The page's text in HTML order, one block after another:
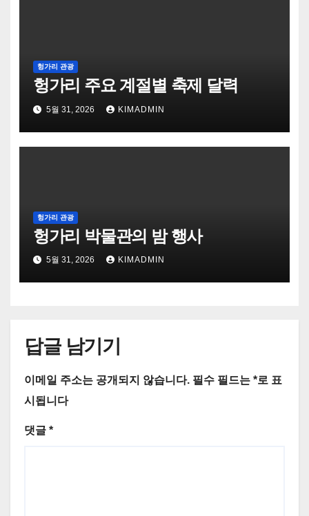
헝가리 관광
헝가리 주요 계절별 축제 달력
5월 31, 2026 KIMADMIN
헝가리 관광
헝가리 박물관의 밤 행사
5월 31, 2026 KIMADMIN
답글 남기기
이메일 주소는 공개되지 않습니다. 필수 필드는 *로 표
시됩니다
댓글 *